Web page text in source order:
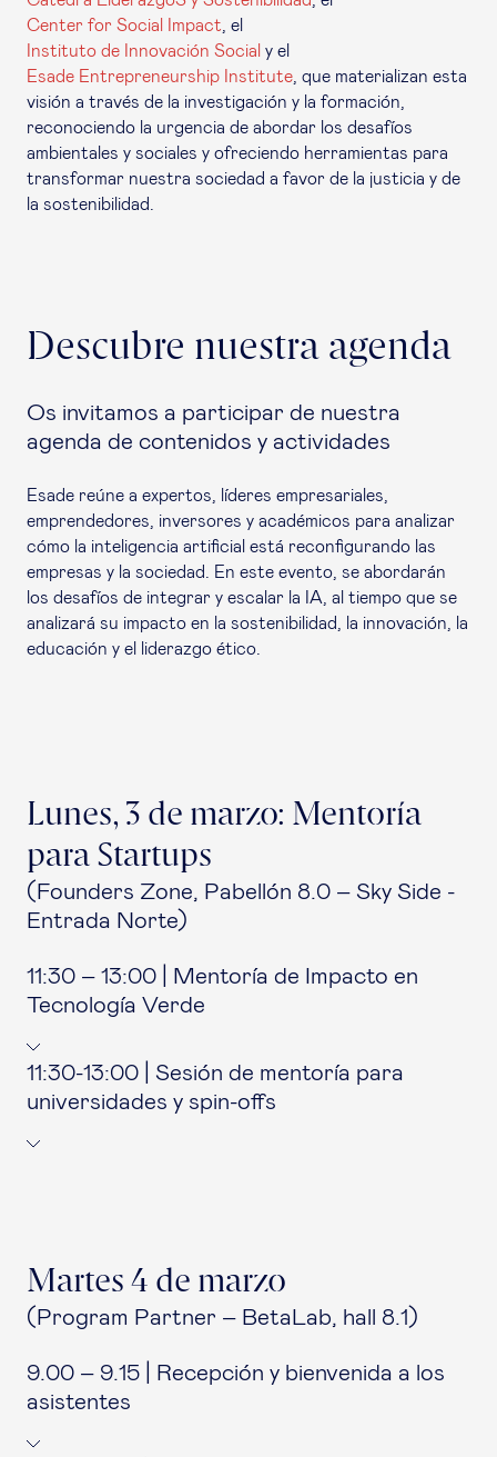
Center for Social Impact , el
Instituto de Innovación Social y el
Esade Entrepreneurship Institute , que materializan esta
visión a través de la investigación y la formación,
reconociendo la urgencia de abordar los desafíos
ambientales y sociales y ofreciendo herramientas para
transformar nuestra sociedad a favor de la justicia y de
la sostenibilidad.
Descubre nuestra agenda
Os invitamos a participar de nuestra
agenda de contenidos y actividades
Esade reúne a expertos, líderes empresariales,
emprendedores, inversores y académicos para analizar
cómo la inteligencia artificial está reconfigurando las
empresas y la sociedad. En este evento, se abordarán
los desafíos de integrar y escalar la IA, al tiempo que se
analizará su impacto en la sostenibilidad, la innovación, la
educación y el liderazgo ético.
Lunes, 3 de marzo: Mentoría
para Startups
(Founders Zone, Pabellón 8.0 – Sky Side -
Entrada Norte)
11:30 – 13:00 | Mentoría de Impacto en
Tecnología Verde
11:30-13:00 | Sesión de mentoría para
universidades y spin-offs
Martes 4 de marzo
(Program Partner – BetaLab, hall 8.1)
9.00 – 9.15 | Recepción y bienvenida a los
asistentes